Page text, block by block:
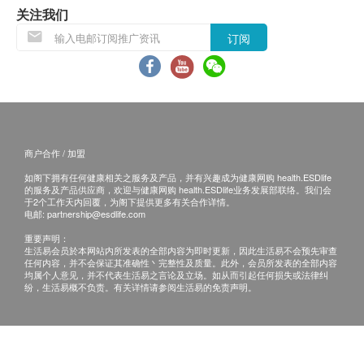
退换条款：
当顾客收取已订购之货品时，有责任检查货品是否
有损毁情况，一经确认签收，恕不接受退换。
退换产品必须包装完整，如退换之产品有任何残缺
明制药 客户服务部跟进。
电邮:marketing@wmm.com.hk
关注我们
订阅
商户合作 / 加盟
如阁下拥有任何健康相关之服务及产品，并有兴趣成为健康网购 health.ESDlife
的服务及产品供应商，欢迎与健康网购 health.ESDlife业务发展部联络。我们会
于2个工作天内回覆，为阁下提供更多有关合作详情。
电邮: partnership@esdlife.com
重要声明：
生活易会员於本网站内所发表的全部内容为即时更新，因此生活易不会预先审查
任何内容，并不会保证其准确性丶完整性及质量。此外，会员所发表的全部内容
均属个人意见，并不代表生活易之言论及立场。如从而引起任何损失或法律纠
纷，生活易概不负责。有关详情请参阅生活易的免责声明。